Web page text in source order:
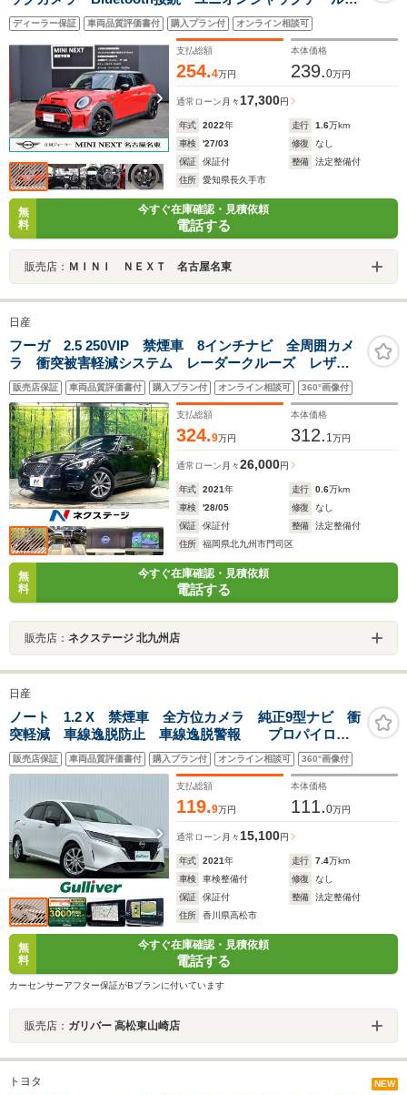
ンプ・オットマン・オートワイパー・アイドリングスト
ップ・クルーズコントロール
ディーラー保証 車両品質評価書付 購入プラン付 オンライン相談可
支払総額
254.4万円
本体価格
239.0万円
通常ローン 月々17,300円
年式 2022年 走行 1.6万km
車検
'27/03 修復
なし
保証
保証付 整備
法定整備付
住所
愛知県長久手市
無
料
今すぐ在庫確認・見積依頼
電話する
販売店： ＭＩＮＩ ＮＥＸＴ 名古屋名東
日産
フーガ 2.5 250VIP 禁煙車 8インチナビ 全周囲カメ
ラ 衝突被害軽減システム レーダークルーズ レザー
シート 前席シートヒーター ドラレコ コーナーセン
サー LEDヘッド ビルトインETC 純正18インチアル
ミ
販売店保証 車両品質評価書付 購入プラン付 オンライン相談可 360°画像付
支払総額
324.9万円
本体価格
312. 1万円
通常ローン 月々26,000円
年式 2021年 走行 0.6万km
車検
'28/05 修復
なし
保証
保証付 整備
法定整備付
住所
福岡県北九州市門司区
無
料
今すぐ在庫確認・見積依頼
電話する
販売店： ネクステージ 北九州店
日産
ノート 1.2 X 禁煙車 全方位カメラ 純正9型ナビ 衝
突軽減 車線逸脱防止 車線逸脱警報 プロパイロッ
ト ビルトインETC BSM LEDヘッドライト 電動パ
ーキングブレーキ/オートブレーキホールド 本革巻ハン
販売店保証 車両品質評価書付 購入プラン付 オンライン相談可 360°画像付
支払総額
119.9万円
本体価格
111.0万円
通常ローン 月々 15,100円
年式 2021年 走行 7.4万km
車検
車検整備付 修復
なし
保証
保証付 整備
法定整備付
住所
香川県高松市
無
料
今すぐ在庫確認・見積依頼
電話する
カーセンサーアフター保証がBプランに付いています
販売店： ガリバー 高松東山崎店
トヨタ NEW